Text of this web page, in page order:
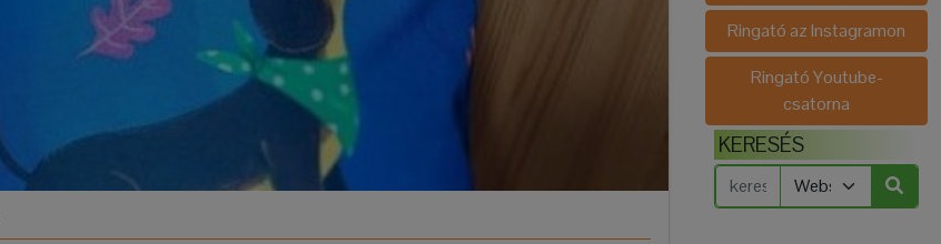
Ringató az Instagramon
Ringató Youtube-
csatorna
KERESÉS